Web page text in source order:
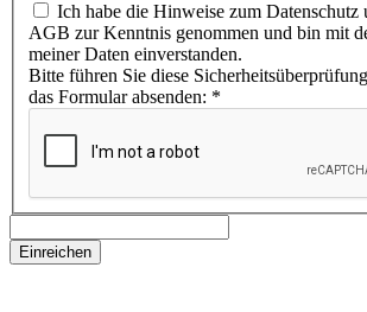
Ich habe die Hinweise zum Datenschutz
AGB zur Kenntnis genommen und bin mit
meiner Daten einverstanden.
Bitte führen Sie diese
das Formular absenden: *